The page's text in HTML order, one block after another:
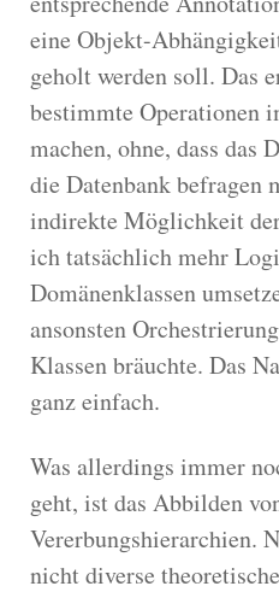
eine Objekt-
geholt werden soll. Das
bestimmte Operationen
machen, ohne, dass das
die Datenbank befragen
indirekte Möglichkeit
ich tatsächlich mehr
Domänenklassen
ansonsten
Klassen bräuchte. Das
ganz einfach.
Was allerdings immer
geht, ist das Abbilden
Vererbungshierarchien.
nicht diverse